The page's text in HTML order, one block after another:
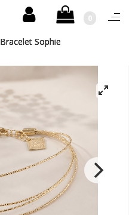
0
Bracelet Sophie